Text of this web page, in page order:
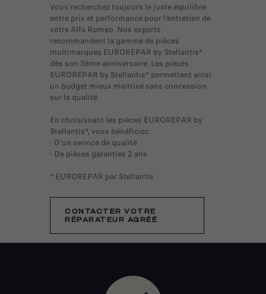
Vous recherchez toujours le juste équilibre
entre prix et performance pour l’entretien de
votre Alfa Romeo. Nos experts
recommandent la gamme de pièces
multimarques EUROREPAR by Stellantis*
dès son 3ème anniversaire. Les pièces
EUROREPAR by Stellantis* permettent ainsi
un budget mieux maitrisé sans concession
sur la qualité.
En choisissant les pièces EUROREPAR by
Stellantis*, vous bénéficiez:
- D'un service de qualité
- De pièces garanties 2 ans
* EUROREPAR par Stellantis
CONTACTER VOTRE
RÉPARATEUR AGRÉÉ